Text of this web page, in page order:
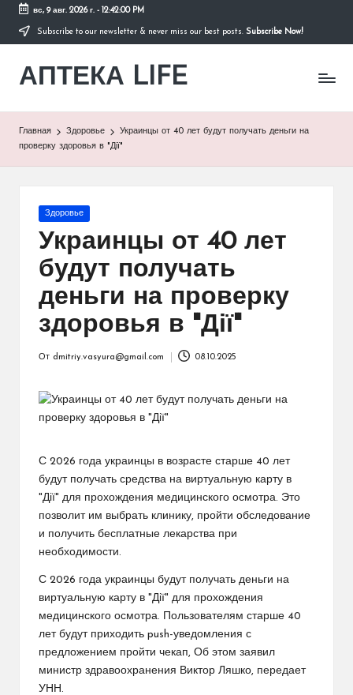
Перейти
содержимому
вс, 9 авг. 2026 г.- 12:42:00 PM
Subscribe to our newsletter & never miss our best posts. Subscribe Now!
АПТЕКА LIFE
сайт
Главная Здоровье
Украинцы от 40 лет будут получать деньги на
проверку здоровья в "Дії"
Опубликовано
Здоровье
Украинцы от 40 лет
будут получать
деньги на проверку
здоровья в "Дії"
От dmitriy.vasyura@gmail.com 08.10.2025
С 2026 года украинцы в возрасте старше 40 лет
будут получать средства на виртуальную карту в
"Дії" для прохождения медицинского осмотра. Это
позволит им выбрать клинику, пройти обследование
и получить бесплатные лекарства при
необходимости.
С 2026 года украинцы будут получать деньги на
виртуальную карту в "Дії" для прохождения
медицинского осмотра. Пользователям старше 40
лет будут приходить push-уведомления с
предложением пройти чекап, Об этом заявил
министр здравоохранения Виктор Ляшко, передает
УНН.